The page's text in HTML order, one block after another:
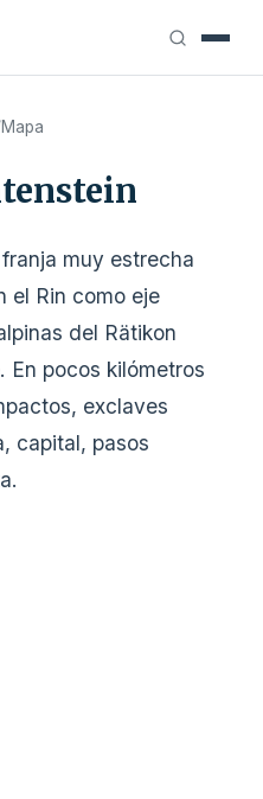
Mapa
muy estrecha
el Rin como eje
del Rätikon
En pocos kilómetros
exclaves
capital, pasos